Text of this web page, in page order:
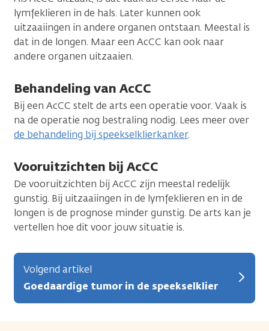
lymfeklieren in de hals. Later kunnen ook
uitzaaiingen in andere organen ontstaan. Meestal is
dat in de longen. Maar een AcCC kan ook naar
andere organen uitzaaien.
Behandeling van AcCC
Bij een AcCC stelt de arts een operatie voor. Vaak is
na de operatie nog bestraling nodig. Lees meer over
de behandeling bij speekselklierkanker.
Vooruitzichten bij AcCC
De vooruitzichten bij AcCC zijn meestal redelijk
gunstig. Bij uitzaaiingen in de lymfeklieren en in de
longen is de prognose minder gunstig. De arts kan je
vertellen hoe dit voor jouw situatie is.
Volgend artikel
Goedaardige tumor in de speekselklier